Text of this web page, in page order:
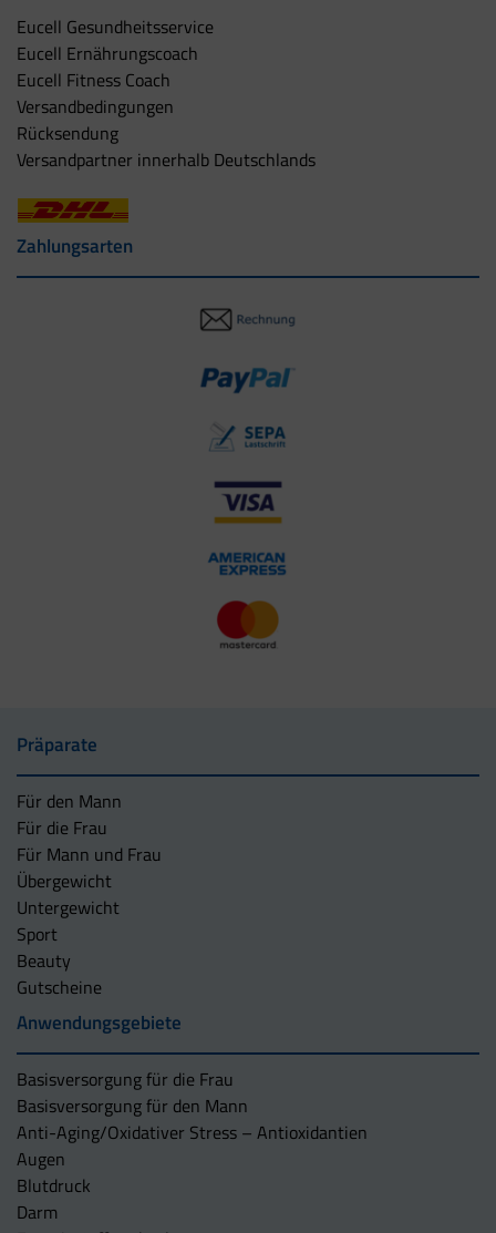
Eucell Gesundheitsservice
Eucell Ernährungscoach
Eucell Fitness Coach
Versandbedingungen
Rücksendung
Versandpartner innerhalb Deutschlands
Zahlungsarten
Präparate
Für den Mann
Für die Frau
Für Mann und Frau
Übergewicht
Untergewicht
Sport
Beauty
Gutscheine
Anwendungsgebiete
Basisversorgung für die Frau
Basisversorgung für den Mann
Anti-Aging/Oxidativer Stress – Antioxidantien
Augen
Blutdruck
Darm